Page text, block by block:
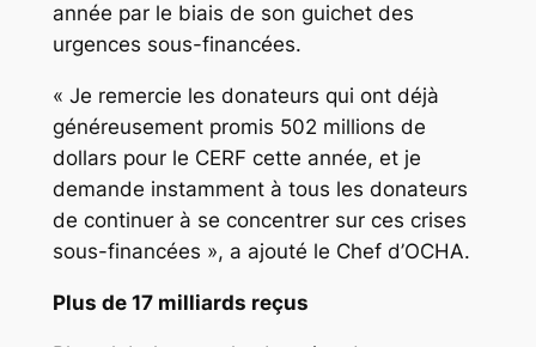
année par le biais de son guichet des
urgences sous-financées.
« Je remercie les donateurs qui ont déjà
généreusement promis 502 millions de
dollars pour le CERF cette année, et je
demande instamment à tous les donateurs
de continuer à se concentrer sur ces crises
sous-financées », a ajouté le Chef d’OCHA.
Plus de 17 milliards reçus